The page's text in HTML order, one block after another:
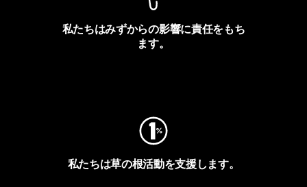
私たちはみずからの影響に責任をもち
ます。
私たちは草の根活動を支援します。